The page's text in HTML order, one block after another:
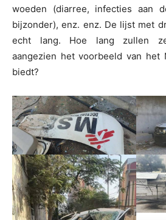
woeden (diarree, infecties aan
bijzonder), enz. enz. De lijst met
echt lang. Hoe lang zullen
aangezien het voorbeeld van het
biedt?